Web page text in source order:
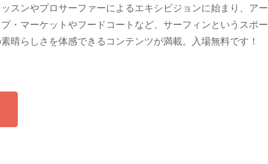
スンやプロサーファーによるエキシビジョンに始まり、アー
・マーケットやフードコートなど、サーフィンというスポー
晴らしさを体感できるコンテンツが満載。入場無料です！